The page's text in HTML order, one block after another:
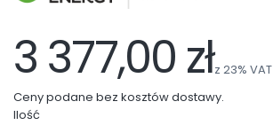
3 377,00 złz 23% VAT
Ceny podane bez kosztów dostawy.
Ilość